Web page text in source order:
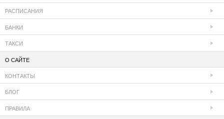
РАСПИСАНИЯ
БАНКИ
ТАКСИ
О САЙТЕ
КОНТАКТЫ
БЛОГ
ПРАВИЛА